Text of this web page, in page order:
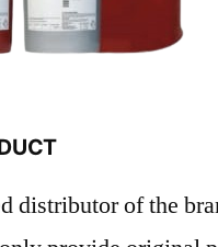
distributor of the